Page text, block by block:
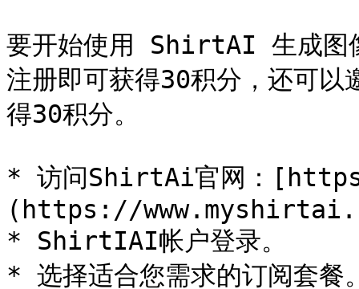
要开始使用 ShirtAI 生成图
注册即可获得30积分，还可
得30积分。
* 访问ShirtAi官网：
(https://
* ShirtIAI帐户登录。
* 选择适合您需求的订阅套餐